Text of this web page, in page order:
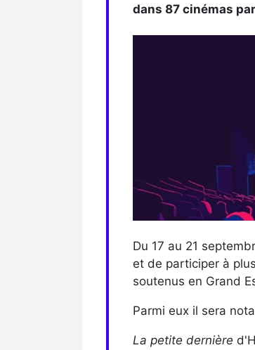
dans 87 cinémas
Du 17 au 21
et de participer à
soutenus en Grand
Parmi eux il sera
La petite dernière